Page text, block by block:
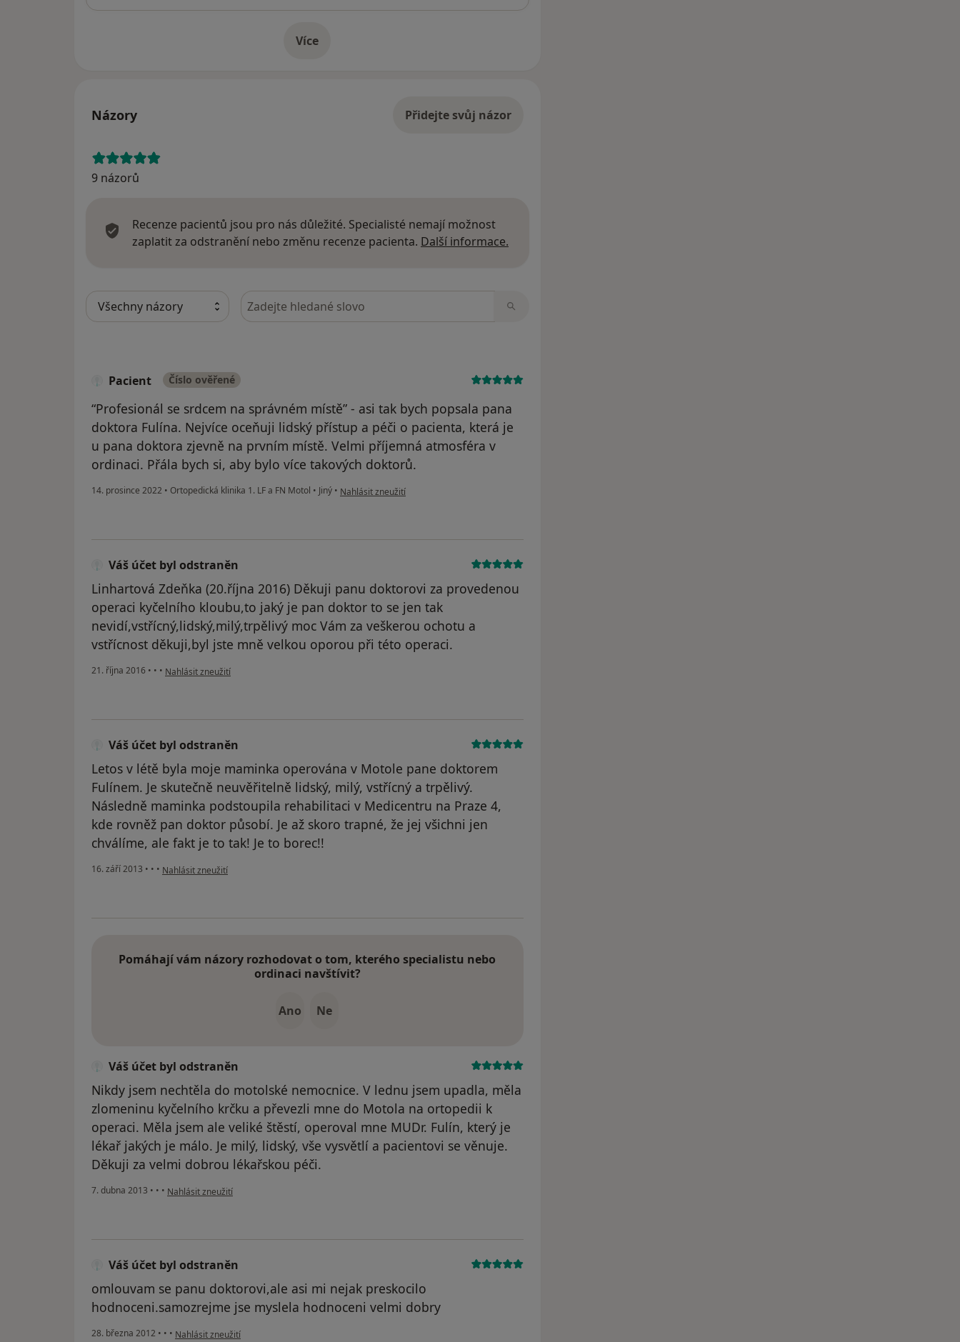
Víceo adrese
Názory Přidejte svůj názor
9 názorů
Recenze pacientů jsou pro nás důležité. Specialisté nemají možnost
zaplatit za odstranění nebo změnu recenze pacienta. Další informace.
Hledejte v názorech
Pacient Číslo ověřené
“Profesionál se srdcem na správném místě” - asi tak bych popsala pana
doktora Fulína. Nejvíce oceňuji lidský přístup a péči o pacienta, která je
u pana doktora zjevně na prvním místě. Velmi příjemná atmosféra v
ordinaci. Přála bych si, aby bylo více takových doktorů.
14. prosince 2022 • Ortopedická klinika 1. LF a FN Motol • Jiný • podle názoru uživatele Pacient
Nahlásit zneužití
Váš účet byl odstraněn
Linhartová Zdeňka (20.října 2016) Děkuji panu doktorovi za provedenou
operaci kyčelního kloubu,to jaký je pan doktor to se jen tak
nevidí,vstřícný,lidský,milý,trpělivý moc Vám za veškerou ochotu a
vstřícnost děkuji,byl jste mně velkou oporou při této operaci.
21. října 2016 • • • podle názoru uživatele Váš účet byl odstraněn
Nahlásit zneužití
Váš účet byl odstraněn
Letos v létě byla moje maminka operována v Motole pane doktorem
Fulínem. Je skutečně neuvěřitelně lidský, milý, vstřícný a trpělivý.
Následně maminka podstoupila rehabilitaci v Medicentru na Praze 4,
kde rovněž pan doktor působí. Je až skoro trapné, že jej všichni jen
chválíme, ale fakt je to tak! Je to borec!!
16. září 2013 • • • podle názoru uživatele Váš účet byl odstraněn
Nahlásit zneužití
Pomáhají vám názory rozhodovat o tom, kterého specialistu nebo
ordinaci navštívit?
Ano Ne
Váš účet byl odstraněn
Nikdy jsem nechtěla do motolské nemocnice. V lednu jsem upadla, měla
zlomeninu kyčelního krčku a převezli mne do Motola na ortopedii k
operaci. Měla jsem ale veliké štěstí, operoval mne MUDr. Fulín, který je
lékař jakých je málo. Je milý, lidský, vše vysvětlí a pacientovi se věnuje.
Děkuji za velmi dobrou lékařskou péči.
7. dubna 2013 • • • podle názoru uživatele Váš účet byl odstraněn
Nahlásit zneužití
Váš účet byl odstraněn
omlouvam se panu doktorovi,ale asi mi nejak preskocilo
hodnoceni.samozrejme jse myslela hodnoceni velmi dobry
28. března 2012 • • • podle názoru uživatele Váš účet byl odstraněn
Nahlásit zneužití